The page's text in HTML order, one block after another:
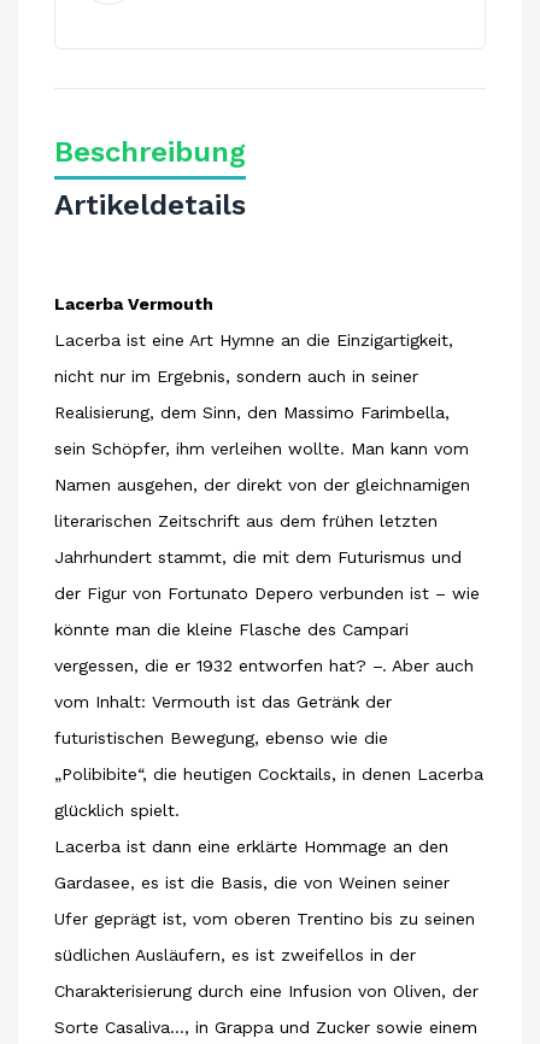
Beschreibung
Artikeldetails
Lacerba Vermouth
Lacerba ist eine Art Hymne an die Einzigartigkeit,
nicht nur im Ergebnis, sondern auch in seiner
Realisierung, dem Sinn, den Massimo Farimbella,
sein Schöpfer, ihm verleihen wollte. Man kann vom
Namen ausgehen, der direkt von der gleichnamigen
literarischen Zeitschrift aus dem frühen letzten
Jahrhundert stammt, die mit dem Futurismus und
der Figur von Fortunato Depero verbunden ist – wie
könnte man die kleine Flasche des Campari
vergessen, die er 1932 entworfen hat? –. Aber auch
vom Inhalt: Vermouth ist das Getränk der
futuristischen Bewegung, ebenso wie die
„Polibibite“, die heutigen Cocktails, in denen Lacerba
glücklich spielt.
Lacerba ist dann eine erklärte Hommage an den
Gardasee, es ist die Basis, die von Weinen seiner
Ufer geprägt ist, vom oberen Trentino bis zu seinen
südlichen Ausläufern, es ist zweifellos in der
Charakterisierung durch eine Infusion von Oliven, der
Sorte Casaliva…, in Grappa und Zucker sowie einem